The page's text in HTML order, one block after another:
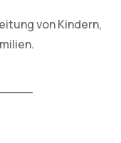
von Kindern,